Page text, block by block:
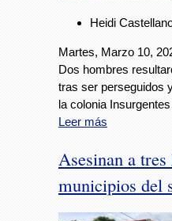
Heidi
Martes, Marzo 10,
Dos hombres
tras ser perseguidos
la colonia
Leer más
Asesinan a
municipios del